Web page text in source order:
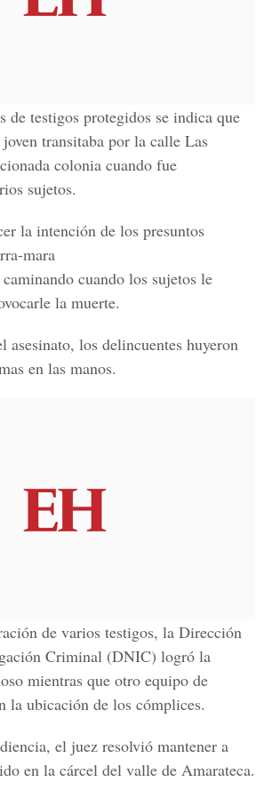
de testigos protegidos se indica que
transitaba por la calle Las
colonia cuando fue
sujetos.
la intención de los presuntos
mara
cuando los sujetos le
la muerte.
asesinato, los delincuentes huyeron
en las manos.
de varios testigos, la Dirección
Criminal (DNIC) logró la
mientras que otro equipo de
la ubicación de los cómplices.
el juez resolvió mantener a
en la cárcel del valle de Amarateca.